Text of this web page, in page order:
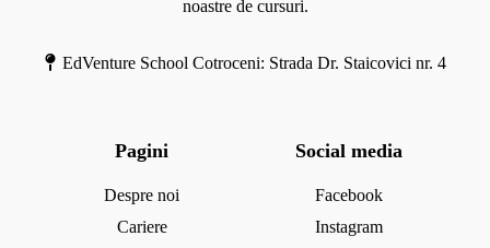
noastre de cursuri.
EdVenture School Cotroceni: Strada Dr. Staicovici nr. 4
Pagini
Despre noi
Cariere
Social media
Facebook
Instagram